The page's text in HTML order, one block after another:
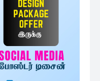
பிரசாரத்திற்கு
தொகை நிர்ணயம்